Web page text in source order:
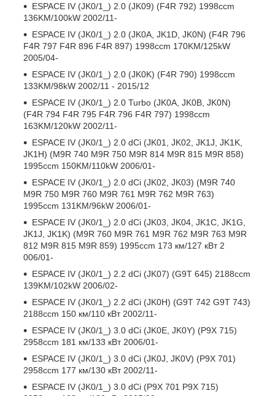
ESPACE IV (JK0/1_) 2.0 (JK09) (F4R 792) 1998ccm
136KM/100kW 2002/11-
ESPACE IV (JK0/1_) 2.0 (JK0A, JK1D, JK0N) (F4R 796
F4R 797 F4R 896 F4R 897) 1998ccm 170KM/125kW
2005/04-
ESPACE IV (JK0/1_) 2.0 (JK0K) (F4R 790) 1998ccm
133KM/98kW 2002/11 - 2015/12
ESPACE IV (JK0/1_) 2.0 Turbo (JK0A, JK0B, JK0N)
(F4R 794 F4R 795 F4R 796 F4R 797) 1998ccm
163KM/120kW 2002/11-
ESPACE IV (JK0/1_) 2.0 dCi (JK01, JK02, JK1J, JK1K,
JK1H) (M9R 740 M9R 750 M9R 814 M9R 815 M9R 858)
1995ccm 150KM/110kW 2006/01-
ESPACE IV (JK0/1_) 2.0 dCi (JK02, JK03) (M9R 740
M9R 750 M9R 760 M9R 761 M9R 762 M9R 763)
1995ccm 131KM/96kW 2006/01-
ESPACE IV (JK0/1_) 2.0 dCi (JK03, JK04, JK1C, JK1G,
JK1J, JK1K) (M9R 760 M9R 761 M9R 762 M9R 763 M9R
812 M9R 815 M9R 859) 1995ccm 173 км/127 кВт 2
006/01-
ESPACE IV (JK0/1_) 2.2 dCi (JK07) (G9T 645) 2188ccm
139KM/102kW 2006/02-
ESPACE IV (JK0/1_) 2.2 dCi (JK0H) (G9T 742 G9T 743)
2188ccm 150 км/110 кВт 2002/11-
ESPACE IV (JK0/1_) 3.0 dCi (JK0E, JK0Y) (P9X 715)
2958ccm 181 км/133 кВт 2006/01-
ESPACE IV (JK0/1_) 3.0 dCi (JK0J, JK0V) (P9X 701)
2958ccm 177 км/130 кВт 2002/11-
ESPACE IV (JK0/1_) 3.0 dCi (P9X 701 P9X 715)